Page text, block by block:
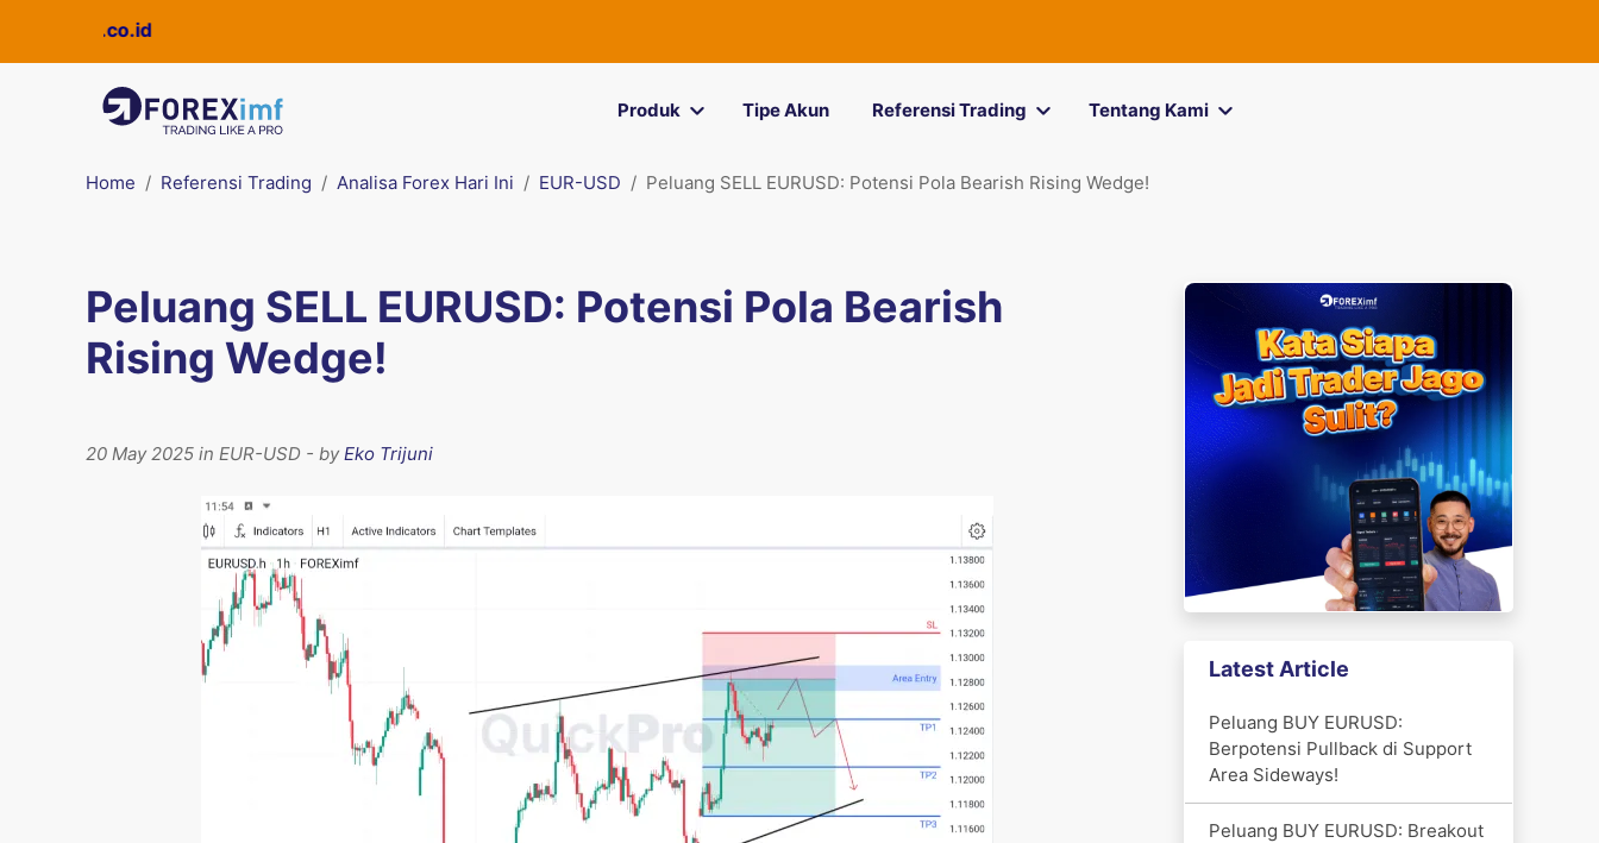
Produk Tipe Akun Referensi Trading Tentang Kami
Home Referensi Trading Analisa Forex Hari Ini EUR-USD Peluang SELL EURUSD: Potensi Pola Bearish Rising Wedge!
Peluang SELL EURUSD: Potensi Pola Bearish
Rising Wedge!
20 May 2025 in EUR-USD - byEko Trijuni
Latest Article
Peluang BUY EURUSD:
Berpotensi Pullback di Support
Area Sideways!
Peluang BUY EURUSD: Breakout